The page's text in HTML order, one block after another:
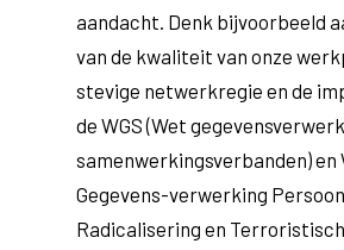
aandacht. Denk bijvoorbeeld
van de kwaliteit van onze
stevige netwerkregie en de
de WGS (Wet
samenwerkingsverbanden) en
Gegevens-verwerking
Radicalisering en